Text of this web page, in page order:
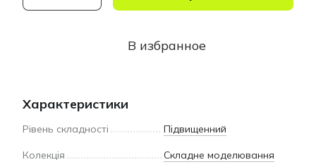
В избранное
Характеристики
Рівень складності Підвищенний
Колекція Складне моделювання